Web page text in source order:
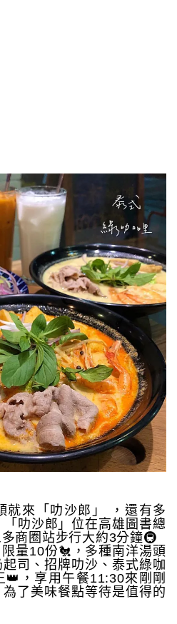
就來「叻沙郎」 ，還有多
叻沙郎」位在高雄圖書總
商圈站步行大約3分鐘🚇
量10份🐔，多種南洋湯頭
司、招牌叻沙、泰式綠咖
，享用午餐11:30來剛剛
了美味餐點等待是值得的